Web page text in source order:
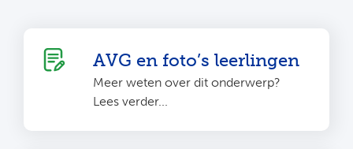
AVG en foto’s leerlingen
Meer weten over dit onderwerp?
Lees verder...